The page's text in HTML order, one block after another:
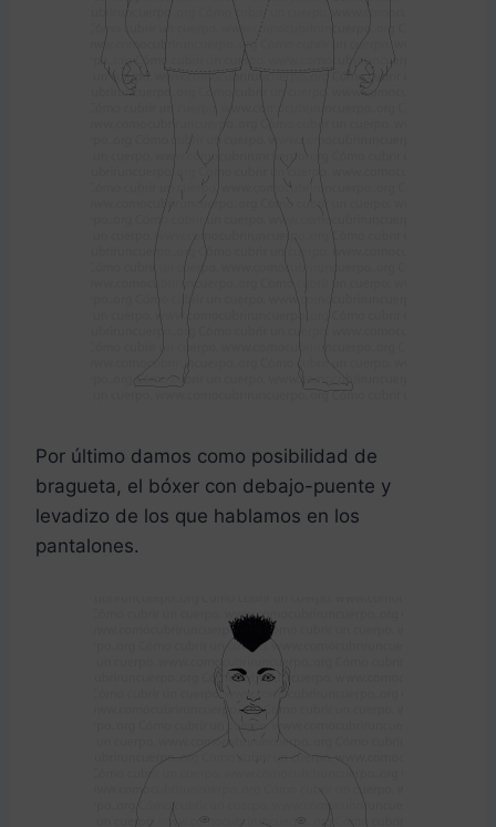
Por último damos como posibilidad de
bragueta, el bóxer con debajo-puente y
levadizo de los que hablamos en los
pantalones.